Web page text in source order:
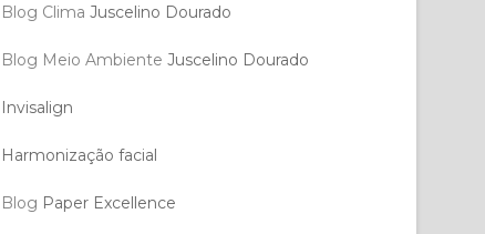
Blog ClimaJuscelino Dourado
Blog Meio AmbienteJuscelino Dourado
Invisalign
Harmonização facial
Blog Paper Excellence